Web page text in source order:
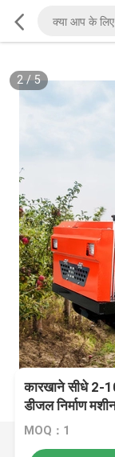
2/5
कारखाने सीधे 2-
डीजल निर्माण
MOQ：1